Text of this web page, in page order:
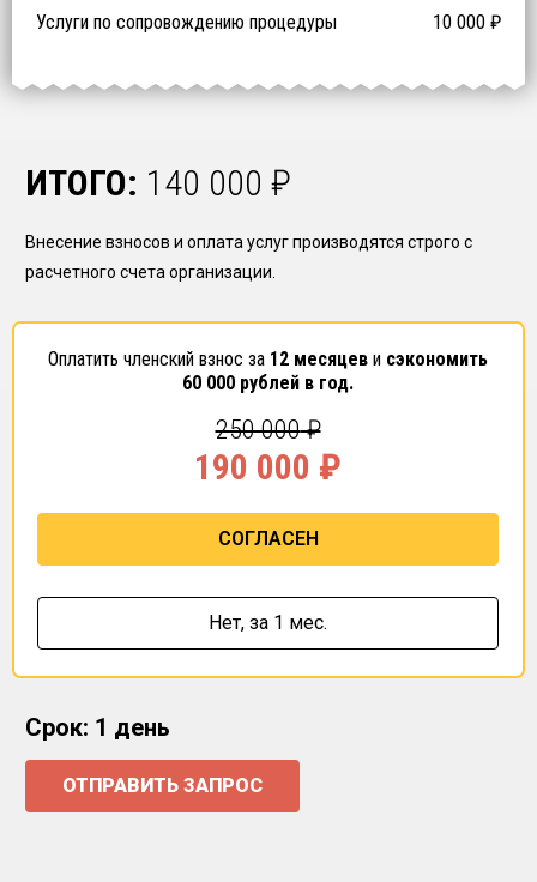
Услуги по сопровождению процедуры 10 000 ₽
ИТОГО: 140 000 ₽
Внесение взносов и оплата услуг производятся строго с
расчетного счета организации.
Оплатить членский взнос за 12 месяцев и сэкономить
60 000 рублей в год.
250 000₽
190 000 ₽
СОГЛАСЕН
Нет, за 1 мес.
Срок: 1 день
ОТПРАВИТЬ ЗАПРОС